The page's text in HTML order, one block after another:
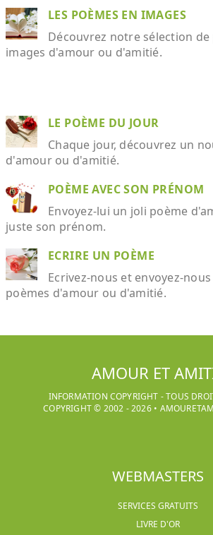
LES POÈMES EN IMAGES
Découvrez notre sélection de
images d'amour ou d'amitié.
LE POÈME DU JOUR
Chaque jour, découvrez un
d'amour ou d'amitié.
POÈME AVEC SON PRÉNOM
Envoyez-lui un joli poème
juste son prénom.
ECRIRE UN POÈME
Ecrivez-nous et envoyez-
poèmes d'amour ou d'amitié.
AMOUR ET
INFORMATION COPYRIGHT - TOUS
COPYRIGHT © 2002 -2026•
WEBMASTERS
SERVICES GRATUITS
LIVRE D'OR